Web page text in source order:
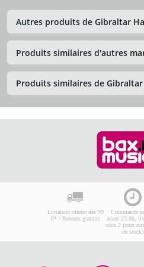
Autres produits de Gibraltar
Produits similaires d'autres
Produits similaires de
Livraison offerte dès 99
€* / Retours gratuits
Commande
avant 23:00,
sous 2 jours
en stock)